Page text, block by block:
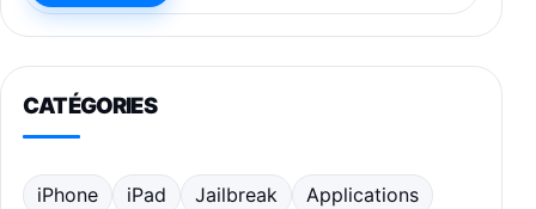
CATÉGORIES
iPhone iPad Jailbreak Applications